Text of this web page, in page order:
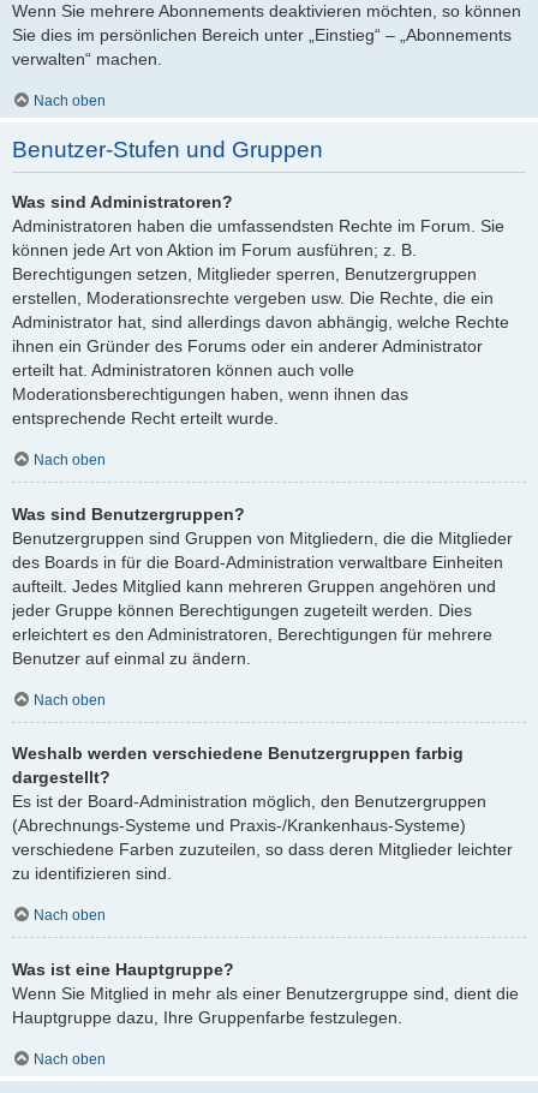
Wenn Sie mehrere Abonnements deaktivieren möchten, so können
Sie dies im persönlichen Bereich unter „Einstieg“ – „Abonnements
verwalten“ machen.
Nach oben
Benutzer-Stufen und Gruppen
Was sind Administratoren?
Administratoren haben die umfassendsten Rechte im Forum. Sie
können jede Art von Aktion im Forum ausführen; z. B.
Berechtigungen setzen, Mitglieder sperren, Benutzergruppen
erstellen, Moderationsrechte vergeben usw. Die Rechte, die ein
Administrator hat, sind allerdings davon abhängig, welche Rechte
ihnen ein Gründer des Forums oder ein anderer Administrator
erteilt hat. Administratoren können auch volle
Moderationsberechtigungen haben, wenn ihnen das
entsprechende Recht erteilt wurde.
Nach oben
Was sind Benutzergruppen?
Benutzergruppen sind Gruppen von Mitgliedern, die die Mitglieder
des Boards in für die Board-Administration verwaltbare Einheiten
aufteilt. Jedes Mitglied kann mehreren Gruppen angehören und
jeder Gruppe können Berechtigungen zugeteilt werden. Dies
erleichtert es den Administratoren, Berechtigungen für mehrere
Benutzer auf einmal zu ändern.
Nach oben
Weshalb werden verschiedene Benutzergruppen farbig
dargestellt?
Es ist der Board-Administration möglich, den Benutzergruppen
(Abrechnungs-Systeme und Praxis-/Krankenhaus-Systeme)
verschiedene Farben zuzuteilen, so dass deren Mitglieder leichter
zu identifizieren sind.
Nach oben
Was ist eine Hauptgruppe?
Wenn Sie Mitglied in mehr als einer Benutzergruppe sind, dient die
Hauptgruppe dazu, Ihre Gruppenfarbe festzulegen.
Nach oben